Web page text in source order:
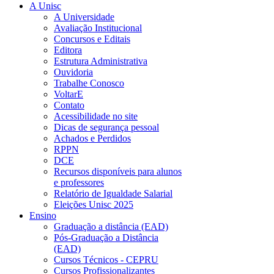
A Unisc
A Universidade
Avaliação Institucional
Concursos e Editais
Editora
Estrutura Administrativa
Ouvidoria
Trabalhe Conosco
VoltarE
Contato
Acessibilidade no site
Dicas de segurança pessoal
Achados e Perdidos
RPPN
DCE
Recursos disponíveis para alunos
e professores
Relatório de Igualdade Salarial
Eleições Unisc 2025
Ensino
Graduação a distância (EAD)
Pós-Graduação a Distância
(EAD)
Cursos Técnicos - CEPRU
Cursos Profissionalizantes